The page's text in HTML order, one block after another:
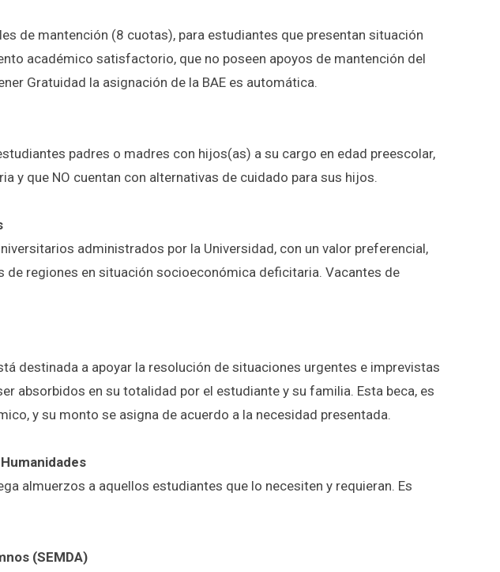
de mantención (8 cuotas), para estudiantes que presentan situación
académico satisfactorio, que no poseen apoyos de mantención del
Gratuidad la asignación de la BAE es automática.
padres o madres con hijos(as) a su cargo en edad preescolar,
y que NO cuentan con alternativas de cuidado para sus hijos.
administrados por la Universidad, con un valor preferencial,
de regiones en situación socioeconómica deficitaria. Vacantes de
destinada a apoyar la resolución de situaciones urgentes e imprevistas
absorbidos en su totalidad por el estudiante y su familia. Esta beca, es
y su monto se asigna de acuerdo a la necesidad presentada.
almuerzos a aquellos estudiantes que lo necesiten y requieran. Es
(SEMDA)